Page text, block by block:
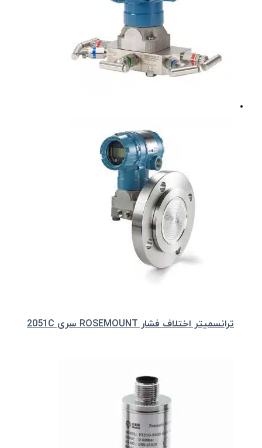
ترانسمیتر اختلاف فشار ROSEMOUNT سری 2051C